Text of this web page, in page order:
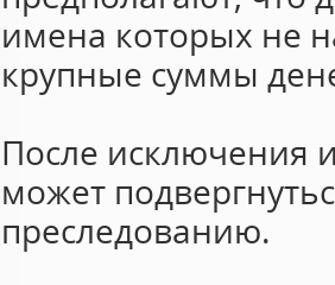
имена которых не
крупные суммы
После исключения
может
преследованию.